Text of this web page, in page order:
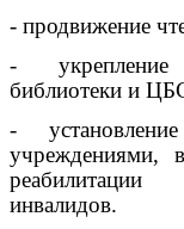
- продвижение
- укрепление
библиотеки и
-
учреждениями,